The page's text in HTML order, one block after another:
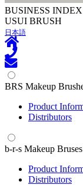
BUSINESS INDEX
USUI BRUSH
日本語
BRS Makeup
Product
Distributors
b-r-s Makeup Bruses
Product
Distributors